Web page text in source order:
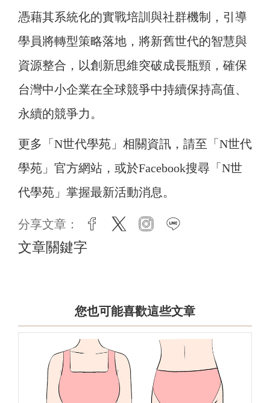
憑藉其系統化的實戰培訓與社群機制，引導
學員將轉型策略落地，將新舊世代的智慧與
資源整合，以創新思維突破成長瓶頸，確保
台灣中小企業在全球競爭中持續保持高值、
永續的競爭力。
更多「N世代學苑」相關資訊，請至「N世代
學苑」官方網站，或於Facebook搜尋「N世
代學苑」掌握最新活動消息。
分享文章： facebook
twitter instagram
文章關鍵字
您也可能喜歡這些文章